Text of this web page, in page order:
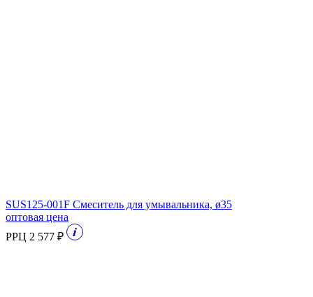
SUS125-001F Смеситель для умывальника, ø35
оптовая цена
РРЦ 2 577 ₽